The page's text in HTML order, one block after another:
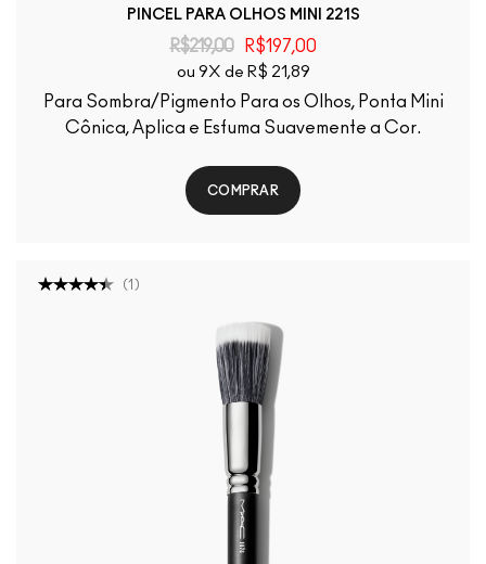
PINCEL PARA OLHOS MINI 221S
R$219,00 R$197,00
ou 9X de R$ 21,89
Para Sombra/Pigmento Para os Olhos, Ponta Mini
Cônica, Aplica e Esfuma Suavemente a Cor.
COMPRAR
(1 )